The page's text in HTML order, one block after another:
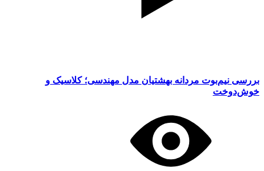
بررسی نیم‌بوت مردانه بهشتیان مدل مهندسی؛ کلاسیک و
خوش‌دوخت